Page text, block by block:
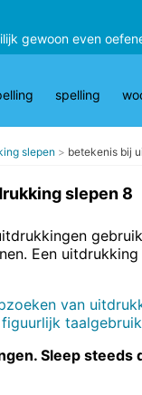
gewoon even
spelling
slepen betekenis bij
slepen 8
Een
van
taalgebruik
Sleep steeds